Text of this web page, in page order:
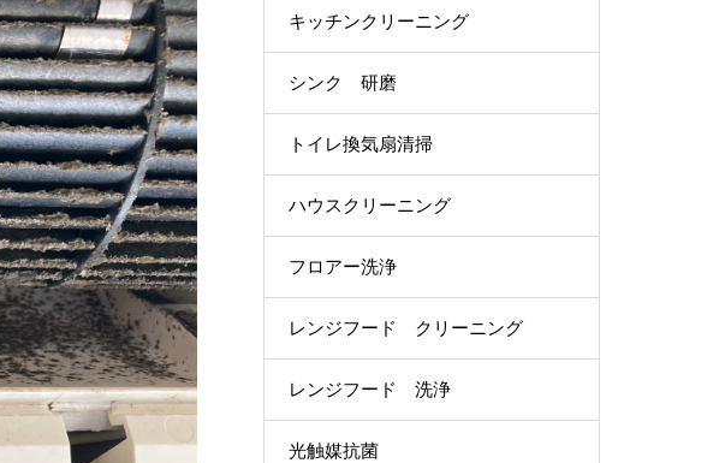
キッチンクリーニング
シンク 研磨
トイレ換気扇清掃
ハウスクリーニング
フロアー洗浄
レンジフード クリーニング
レンジフード 洗浄
光触媒抗菌